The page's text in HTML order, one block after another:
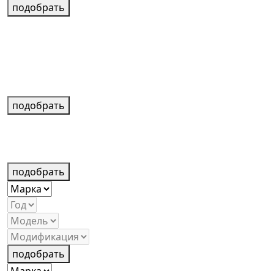
подобрать
подобрать
подобрать
подобрать